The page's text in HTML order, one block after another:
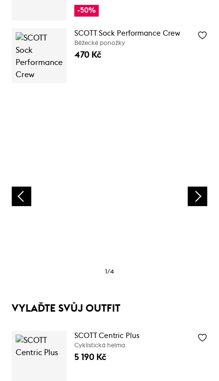
-50%
SCOTT Sock Performance Crew
Běžecké ponožky
470 Kč
/4
VYLAĎTE SVŮJ OUTFIT
SCOTT Centric Plus
Cyklistická helma
5 190 Kč